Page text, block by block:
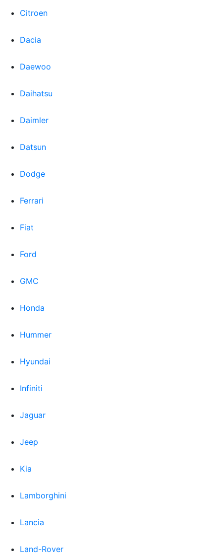
Citroen
Dacia
Daewoo
Daihatsu
Daimler
Datsun
Dodge
Ferrari
Fiat
Ford
GMC
Honda
Hummer
Hyundai
Infiniti
Jaguar
Jeep
Kia
Lamborghini
Lancia
Land-Rover